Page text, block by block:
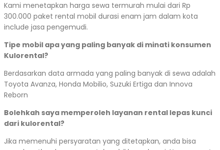
Kami menetapkan harga sewa termurah mulai dari Rp
300.000 paket rental mobil durasi enam jam dalam kota
include jasa pengemudi.
Tipe mobil apa yang paling banyak di minati konsumen
Kulorental?
Berdasarkan data armada yang paling banyak di sewa adalah
Toyota Avanza, Honda Mobilio, Suzuki Ertiga dan Innova
Reborn
Bolehkah saya memperoleh layanan rental lepas kunci
dari kulorental?
Jika memenuhi persyaratan yang ditetapkan, anda bisa